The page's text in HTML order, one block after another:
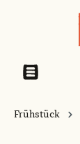
Frühstück